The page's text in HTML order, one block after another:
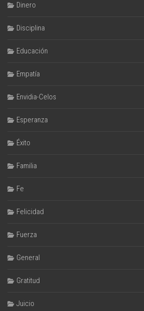
Dinero
Disciplina
Educación
Empatía
Envidia-Celos
Esperanza
Éxito
Familia
Fe
Felicidad
Fuerza
General
Gratitud
Juicio